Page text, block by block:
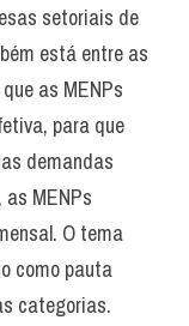
setoriais de
está entre as
as MENPs
para que
demandas
MENPs
O tema
como pauta
categorias.